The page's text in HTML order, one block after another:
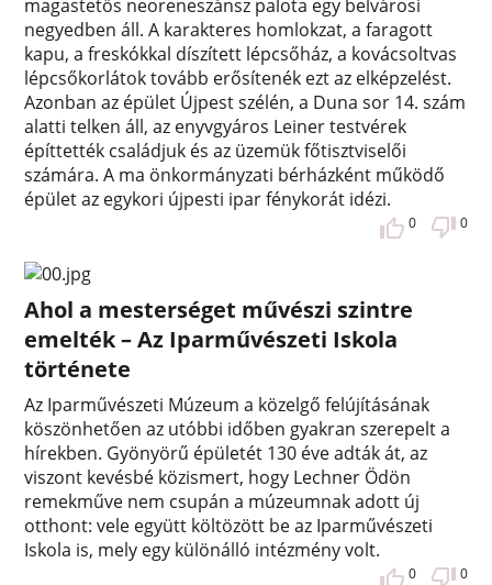
magastetős neoreneszánsz palota egy belvárosi
negyedben áll. A karakteres homlokzat, a faragott
kapu, a freskókkal díszített lépcsőház, a kovácsoltvas
lépcsőkorlátok tovább erősítenék ezt az elképzelést.
Azonban az épület Újpest szélén, a Duna sor 14. szám
alatti telken áll, az enyvgyáros Leiner testvérek
építtették családjuk és az üzemük főtisztviselői
számára. A ma önkormányzati bérházként működő
épület az egykori újpesti ipar fénykorát idézi.
0 0
Ahol a mesterséget művészi szintre
emelték – Az Iparművészeti Iskola
története
Az Iparművészeti Múzeum a közelgő felújításának
köszönhetően az utóbbi időben gyakran szerepelt a
hírekben. Gyönyörű épületét 130 éve adták át, az
viszont kevésbé közismert, hogy Lechner Ödön
remekműve nem csupán a múzeumnak adott új
otthont: vele együtt költözött be az Iparművészeti
Iskola is, mely egy különálló intézmény volt.
0 0